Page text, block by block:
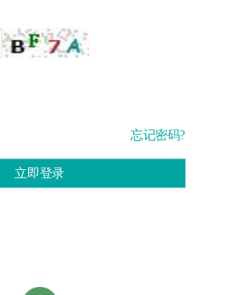
忘记密码?
立即登录